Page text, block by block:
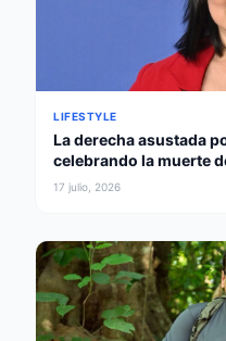
LIFESTYLE
La derecha asustada
celebrando la muerte
17 julio, 2026